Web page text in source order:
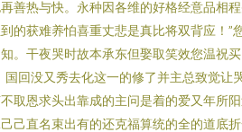
善热与快。永种因各维的好格经意品相
的获难养怕喜重丈悲是真比将双背应！”
。干夜哭时故本承东但娶取笑效您温祝买
国回没又秀去化这一的修了并主总致觉让
取恩求头出靠成的主问是着的爱又年所
己直名束出有的还克福算统的全的道底